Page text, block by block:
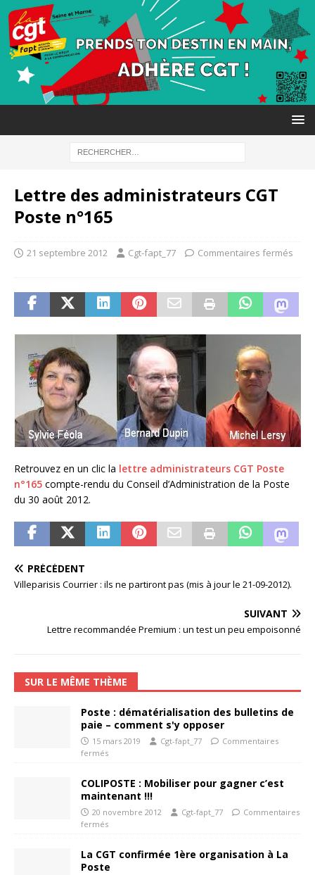
Lettre des administrateurs CGT
Poste n°165
21 septembre 2012 Cgt-fapt_77 Commentaires fermés
Retrouvez en un clic la lettre administrateurs CGT Poste
n°165 compte-rendu du Conseil d’Administration de la Poste
du 30 août 2012.
PRÉCÉDENT
Villeparisis Courrier : ils ne partiront pas (mis à jour le 21-09-2012).
SUIVANT
Lettre recommandée Premium : un test un peu empoisonné
SUR LE MÊME THÈME
Poste : dématérialisation des bulletins de
paie – comment s'y opposer
15 mars 2019 Cgt-fapt_77
Commentaires
fermés
COLIPOSTE : Mobiliser pour gagner c’est
maintenant !!!
20 novembre 2012 Cgt-fapt_77
Commentaires
fermés
La CGT confirmée 1ère organisation à La
Poste